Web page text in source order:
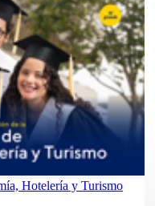
Hotelería y Turismo